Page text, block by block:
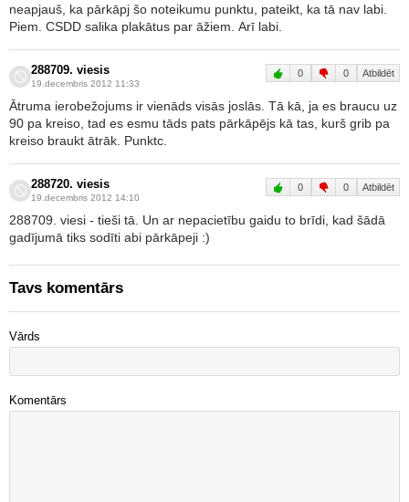
neapjauš, ka pārkāpj šo noteikumu punktu, pateikt, ka tā nav labi.
Piem. CSDD salika plakātus par āžiem. Arī labi.
288709. viesis
19.decembris 2012 11:33
0 0 Atbildēt
Ātruma ierobežojums ir vienāds visās joslās. Tā kā, ja es braucu uz
90 pa kreiso, tad es esmu tāds pats pārkāpējs kā tas, kurš grib pa
kreiso braukt ātrāk. Punktc.
288720. viesis
19.decembris 2012 14:10
0 0 Atbildēt
288709. viesi - tieši tā. Un ar nepacietību gaidu to brīdi, kad šādā
gadījumā tiks sodīti abi pārkāpeji :)
Tavs komentārs
Vārds
Komentārs